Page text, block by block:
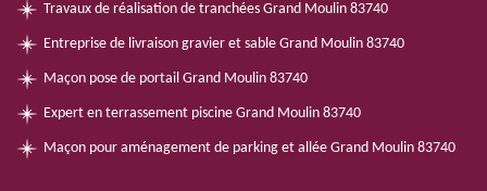
Travaux de réalisation de tranchées Grand Moulin 83740
Entreprise de livraison gravier et sable Grand Moulin 83740
Maçon pose de portail Grand Moulin 83740
Expert en terrassement piscine Grand Moulin 83740
Maçon pour aménagement de parking et allée Grand Moulin 83740